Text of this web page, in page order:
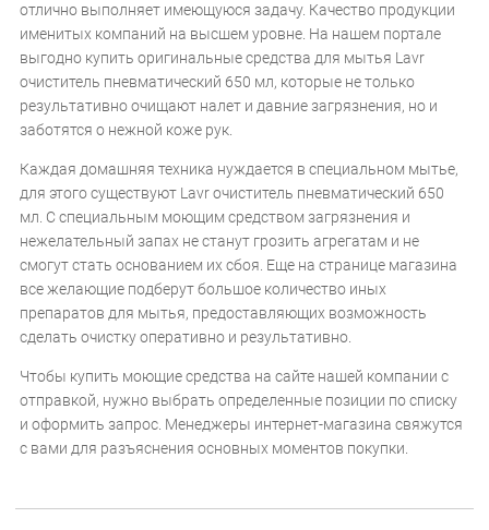
отлично выполняет имеющуюся задачу. Качество продукции
именитых компаний на высшем уровне. На нашем портале
выгодно купить оригинальные средства для мытья Lavr
очиститель пневматический 650 мл, которые не только
результативно очищают налет и давние загрязнения, но и
заботятся о нежной коже рук.
Каждая домашняя техника нуждается в специальном мытье,
для этого существуют Lavr очиститель пневматический 650
мл. С специальным моющим средством загрязнения и
нежелательный запах не станут грозить агрегатам и не
смогут стать основанием их сбоя. Еще на странице магазина
все желающие подберут большое количество иных
препаратов для мытья, предоставляющих возможность
сделать очистку оперативно и результативно.
Чтобы купить моющие средства на сайте нашей компании с
отправкой, нужно выбрать определенные позиции по списку
и оформить запрос. Менеджеры интернет-магазина свяжутся
с вами для разъяснения основных моментов покупки.